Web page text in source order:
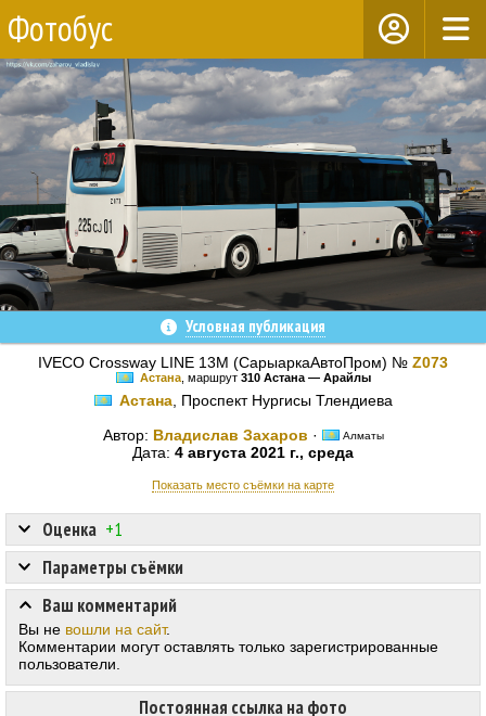
Фотобус
Условная публикация
IVECO Crossway LINE 13M (СарыаркаАвтоПром) № Z073
Астана, маршрут 310 Астана — Арайлы
Астана, Проспект Нургисы Тлендиева
Автор: Владислав Захаров · Алматы
Дата: 4 августа 2021 г., среда
Показать место съёмки на карте
Оценка +1
Постоянная ссылка на фото
Параметры съёмки
Ваш комментарий
Вы не вошли на сайт.
Комментарии могут оставлять только зарегистрированные
пользователи.